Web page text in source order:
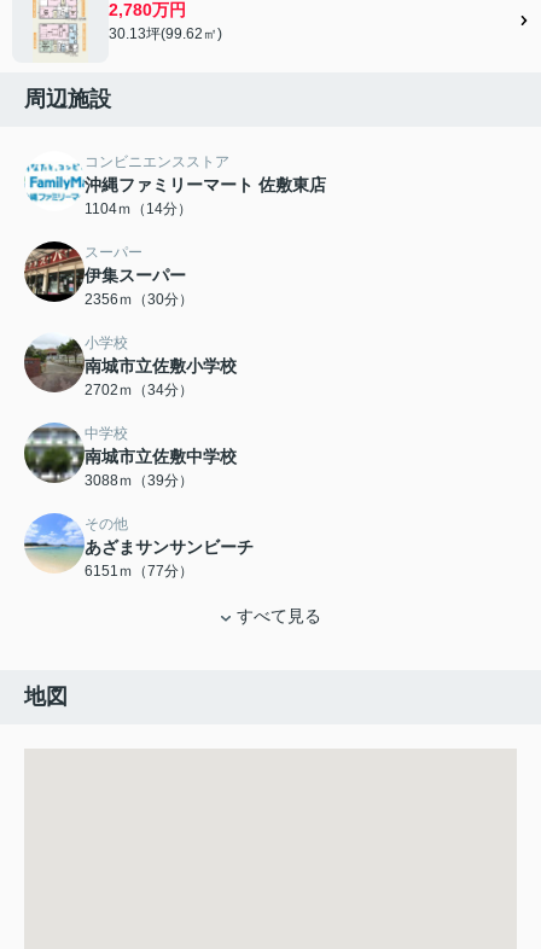
2,780万円
30.13坪(99.62㎡)
周辺施設
コンビニエンスストア
沖縄ファミリーマート 佐敷東店
1104ｍ（14分）
スーパー
伊集スーパー
2356ｍ（30分）
小学校
南城市立佐敷小学校
2702ｍ（34分）
中学校
南城市立佐敷中学校
3088ｍ（39分）
その他
あざまサンサンビーチ
6151ｍ（77分）
すべて見る
地図